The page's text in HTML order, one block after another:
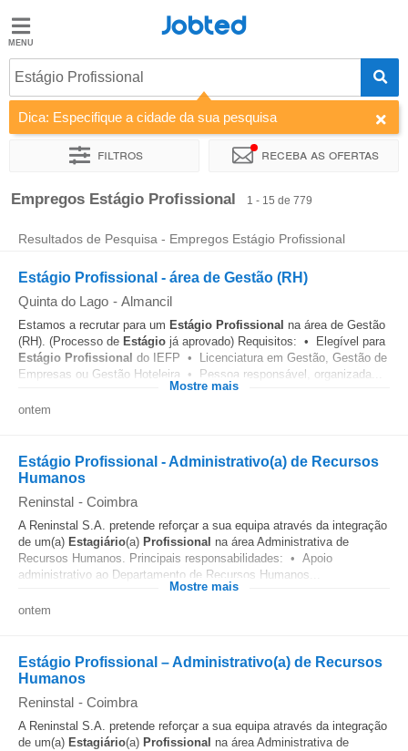
Jobted
Empregos
Salários
Jobted
Estágio Profissional
Dica: Especifique a cidade da sua pesquisa
Filtros Receba as ofertas
Ordenar por Empresa Agência de emprego
Empregos Estágio Profissional 1 - 15 de 779
Resultados de Pesquisa - Empregos Estágio Profissional
Estágio Profissional - área de Gestão (RH)
Quinta do Lago - Almancil
Estamos a recrutar para um Estágio Profissional na área de Gestão
(RH). (Processo de Estágio já aprovado) Requisitos: • Elegível para
Estágio Profissional do IEFP • Licenciatura em Gestão, Gestão de
Empresas ou Gestão Hoteleira • Pessoa responsável, organizada...
Mostre mais
ontem
Estágio Profissional - Administrativo(a) de Recursos
Humanos
Reninstal - Coimbra
A Reninstal S.A. pretende reforçar a sua equipa através da integração
de um(a) Estagiário(a) Profissional na área Administrativa de
Recursos Humanos. Principais responsabilidades: • Apoio
administrativo ao Departamento de Recursos Humanos...
Mostre mais
ontem
Estágio Profissional – Administrativo(a) de Recursos
Humanos
Reninstal - Coimbra
A Reninstal S.A. pretende reforçar a sua equipa através da integração
de um(a) Estagiário(a) Profissional na área Administrativa de